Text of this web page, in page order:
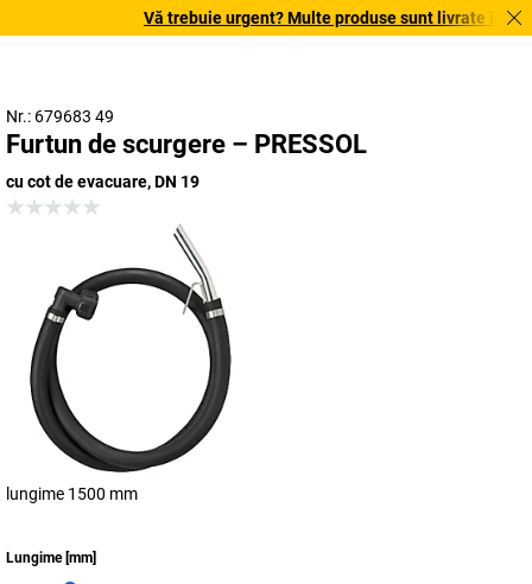
Vă trebuie urgent? Multe produse sunt livrate în
Nr.: 679683 49
Furtun de scurgere – PRESSOL
cu cot de evacuare, DN 19
lungime 1500 mm
Lungime[mm]